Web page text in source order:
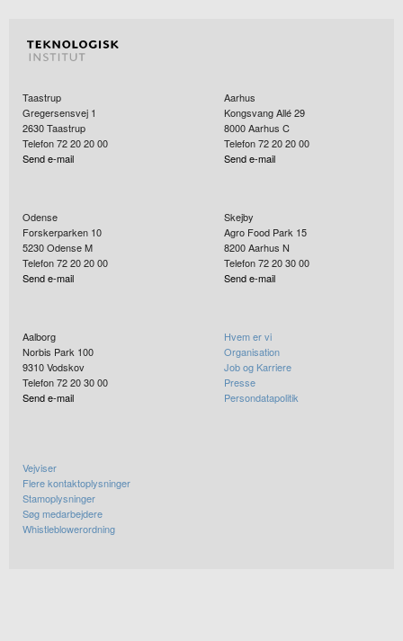
Taastrup
Gregersensvej 1
2630Taastrup
Telefon 72 20 20 00
Send e-mail
Aarhus
Kongsvang Allé 29
8000Aarhus C
Telefon 72 20 20 00
Send e-mail
Odense
Forskerparken 10
5230Odense M
Telefon 72 20 20 00
Send e-mail
Skejby
Agro Food Park 15
8200Aarhus N
Telefon 72 20 30 00
Send e-mail
Aalborg
Norbis Park 100
9310Vodskov
Telefon 72 20 30 00
Send e-mail
Hvem er vi
Organisation
Job og Karriere
Presse
Persondatapolitik
Vejviser
Flere kontaktoplysninger
Stamoplysninger
Søg medarbejdere
Whistleblowerordning